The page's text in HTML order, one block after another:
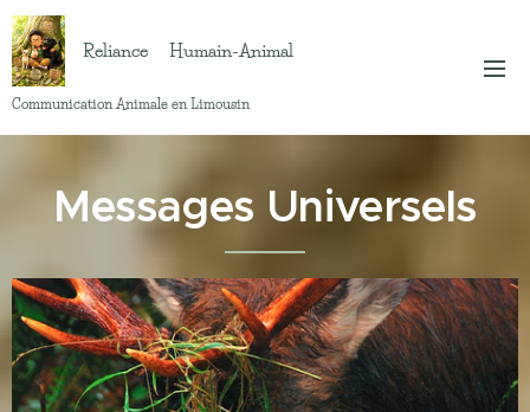
Reliance Humain-Animal
Communication Animale en Limousin
Messages Universels